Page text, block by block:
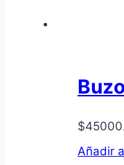
$
Añadir